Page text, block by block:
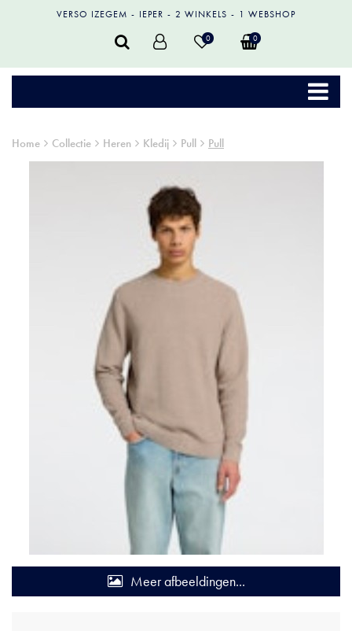
VERSO IZEGEM IEPER 2 WINKELS 1 WEBSHOP
0 0
Home Collectie Heren Kledij Pull Pull
Meer afbeeldingen...